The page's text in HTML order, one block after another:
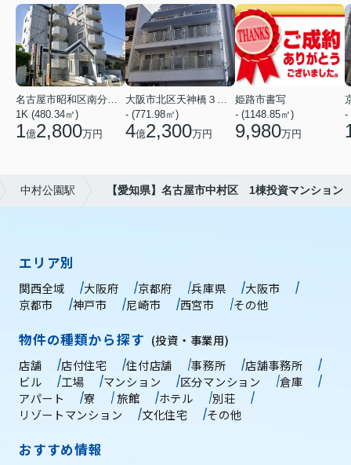
1K (480.34㎡)
1億2,800万円
- (771.98㎡)
4億2,300万円
姫路市書写
- (1148.85㎡)
9,980万円
-
中村公園駅 【愛知県】名古屋市中村区 1棟投資マンション
エリア別
関西全域 大阪府 京都府 兵庫県
大阪市
京都市
神戸市 尼崎市 西宮市 その他
物件の種類から探す (投資・事業用)
店舗
店付住宅 住付店舗 事務所
店舗事務所
ビル
工場 マンション 区分マンション
倉庫
アパート
寮 旅館 ホテル
別荘
リゾートマンション
文化住宅 その他
おすすめ情報